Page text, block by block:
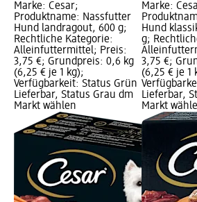
Marke: Cesar;
Produktname: Nassfutter
Hund landragout, 600 g;
Rechtliche Kategorie:
Alleinfuttermittel; Preis:
3,75 €; Grundpreis: 0,6 kg
(6,25 € je 1 kg);
Verfügbarkeit: Status Grün
Lieferbar, Status Grau dm
Markt wählen
Marke:
Hund
g;
3,75 €;
(6,25 € je 1
Lieferbar,
Markt